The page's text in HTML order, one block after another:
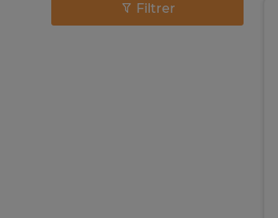
Filtrer